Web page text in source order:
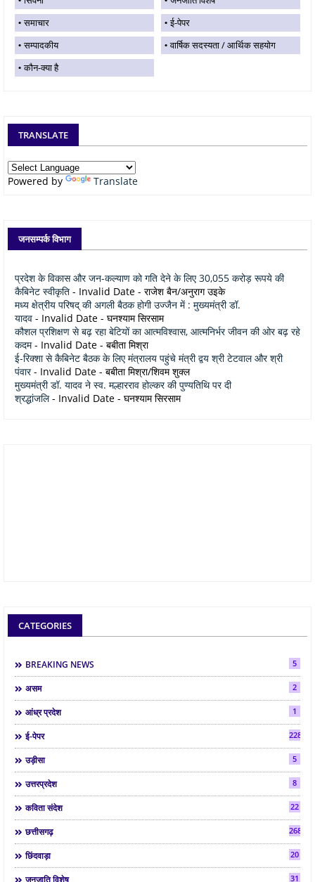
समाचार
ई-पेपर
सम्पादकीय
वार्षिक सदस्यता / आर्थिक सहयोग
कौन-क्या है
TRANSLATE
Powered by Translate
जनसम्पर्क विभाग
प्रदेश के विकास और जन-कल्याण को गति देने के लिए 30,055 करोड़ रूपये की
कैबिनेट स्वीकृति - Invalid Date - राजेश बैन/अनुराग उइके
मध्य क्षेत्रीय परिषद् की अगली बैठक होगी उज्जैन में : मुख्यमंत्री डॉ.
यादव - Invalid Date - घनश्याम सिरसाम
कौशल प्रशिक्षण से बढ़ रहा बेटियों का आत्मविश्वास, आत्मनिर्भर जीवन की ओर बढ़ रहे
कदम- Invalid Date - बबीता मिश्रा
ई-रिक्शा से कैबिनेट बैठक के लिए मंत्रालय पहुंचे मंत्री द्वय श्री टेटवाल और श्री
पंवार- Invalid Date - बबीता मिश्रा/शिवम शुक्ल
मुख्यमंत्री डॉ. यादव ने स्व. मल्हारराव होल्कर की पुण्यतिथि पर दी
श्रद्धांजलि- Invalid Date - घनश्याम सिरसाम
CATEGORIES
BREAKING NEWS 5
असम 2
आंध्र प्रदेश 1
ई-पेपर 2286
उड़ीसा 5
उत्तरप्रदेश 8
कविता संदेश 22
छत्तीसगढ़ 268
छिंदवाड़ा 20
जनजाति विशेष 31